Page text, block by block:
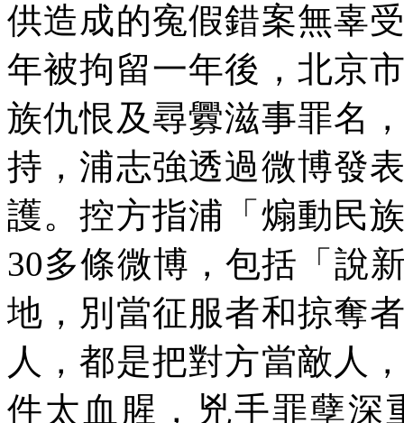
供造成的寃假錯案無辜
年被拘留一年後，北京
族仇恨及尋釁滋事罪名
持，浦志強透過微博發
護。控方指浦「煽動民
30多條微博，包括「說
地，別當征服者和掠奪
人，都是把對方當敵人
件太血腥，兇手罪孽深